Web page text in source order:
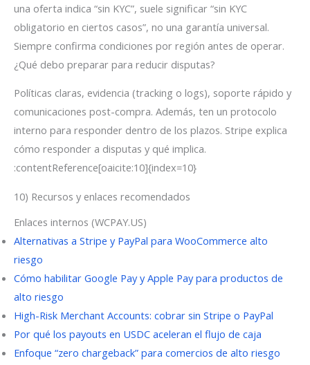
una oferta indica “sin KYC”, suele significar “sin KYC
obligatorio en ciertos casos”, no una garantía universal.
Siempre confirma condiciones por región antes de operar.
¿Qué debo preparar para reducir disputas?
Políticas claras, evidencia (tracking o logs), soporte rápido y
comunicaciones post-compra. Además, ten un protocolo
interno para responder dentro de los plazos. Stripe explica
cómo responder a disputas y qué implica.
:contentReference[oaicite:10]{index=10}
10) Recursos y enlaces recomendados
Enlaces internos (WCPAY.US)
Alternativas a Stripe y PayPal para WooCommerce alto
riesgo
Cómo habilitar Google Pay y Apple Pay para productos de
alto riesgo
High-Risk Merchant Accounts: cobrar sin Stripe o PayPal
Por qué los payouts en USDC aceleran el flujo de caja
Enfoque “zero chargeback” para comercios de alto riesgo